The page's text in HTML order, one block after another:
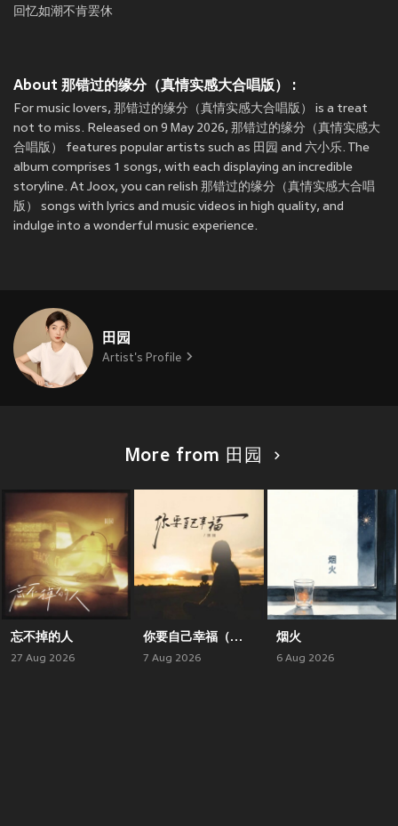
回忆如潮不肯罢休
About 那错过的缘分（真情实感大合唱版） :
For music lovers, 那错过的缘分（真情实感大合唱版） is a treat
not to miss. Released on 9 May 2026, 那错过的缘分（真情实感大
合唱版） features popular artists such as 田园 and 六小乐. The
album comprises 1 songs, with each displaying an incredible
storyline. At Joox, you can relish 那错过的缘分（真情实感大合唱
版） songs with lyrics and music videos in high quality, and
indulge into a wonderful music experience.
田园
Artist's Profile
More from 田园
忘不掉的人
27 Aug 2026
你要自己幸福（语录版）
7 Aug 2026
烟火
6 Aug 2026